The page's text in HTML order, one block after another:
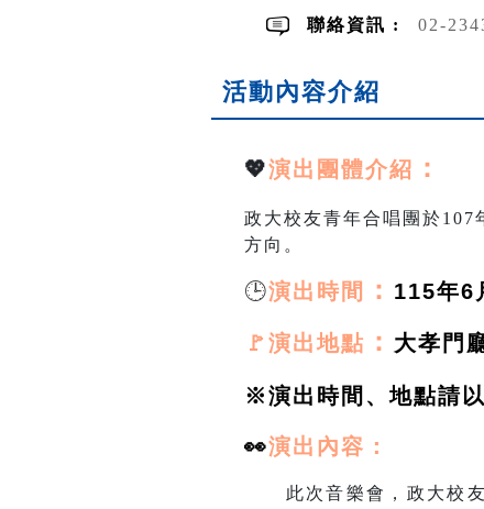
聯絡資訊 : 02-
活動內容介紹
💖演出團體介紹 ：
政大校友青年合唱團於107
方向。
🕒演出時間 ： 115年6
🚩演出地點 ： 大孝門
※演出時間、地點請
👀演出 內容：
此次音樂會，政大校